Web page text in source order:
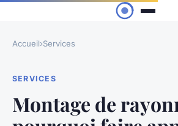
Accueil›Services
SERVICES
Montage de